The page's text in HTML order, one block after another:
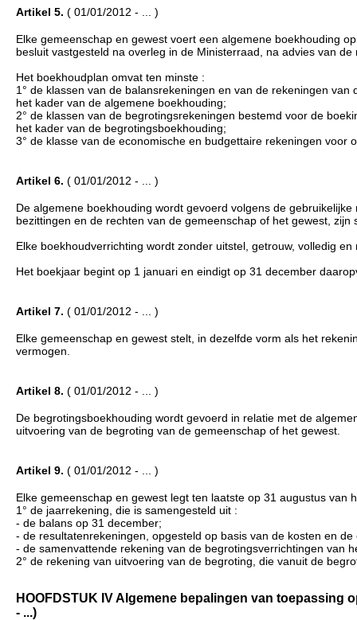
Artikel 5. ( 01/01/2012 - ... )
Elke gemeenschap en gewest voert een algemene boekhouding
besluit vastgesteld na overleg in de Ministerraad, na advies van
Het boekhoudplan omvat ten minste :
1° de klassen van de balansrekeningen en van de rekeningen
het kader van de algemene boekhouding;
2° de klassen van de begrotingsrekeningen bestemd voor de
het kader van de begrotingsboekhouding;
3° de klasse van de economische en budgettaire rekeningen voor
Artikel 6. ( 01/01/2012 - ... )
De algemene boekhouding wordt gevoerd volgens de
bezittingen en de rechten van de gemeenschap of het gewest,
Elke boekhoudverrichting wordt zonder uitstel, getrouw, volledig
Het boekjaar begint op 1 januari en eindigt op 31 december
Artikel 7. ( 01/01/2012 - ... )
Elke gemeenschap en gewest stelt, in dezelfde vorm als het
vermogen.
Artikel 8. ( 01/01/2012 - ... )
De begrotingsboekhouding wordt gevoerd in relatie met de
uitvoering van de begroting van de gemeenschap of het gewest.
Artikel 9. ( 01/01/2012 - ... )
Elke gemeenschap en gewest legt ten laatste op 31 augustus
1° de jaarrekening, die is samengesteld uit :
- de balans op 31 december;
- de resultatenrekeningen, opgesteld op basis van de kosten en
- de samenvattende rekening van de begrotingsverrichtingen van
2° de rekening van uitvoering van de begroting, die vanuit de
HOOFDSTUK IV Algemene bepalingen van
- ...)